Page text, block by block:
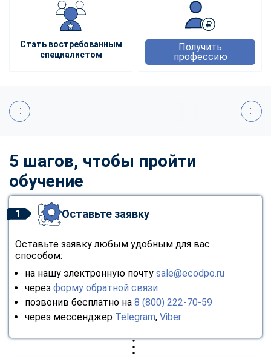
Стать востребованным
специалистом
Получить
профессию
5 шагов, чтобы пройти
обучение
1 Оставьте заявку
Оставьте заявку любым удобным для вас
способом:
на нашу электронную почту sale@ecodpo.ru
через форму обратной связи
позвонив бесплатно на 8 (800) 222-70-59
через мессенджер Telegram, Viber